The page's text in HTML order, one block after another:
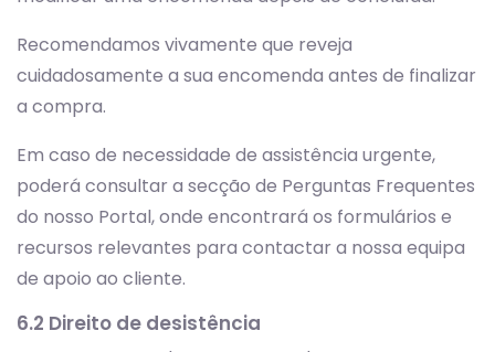
Recomendamos vivamente que reveja
cuidadosamente a sua encomenda antes de finalizar
a compra.
Em caso de necessidade de assistência urgente,
poderá consultar a secção de Perguntas Frequentes
do nosso Portal, onde encontrará os formulários e
recursos relevantes para contactar a nossa equipa
de apoio ao cliente.
6.2 Direito de desistência